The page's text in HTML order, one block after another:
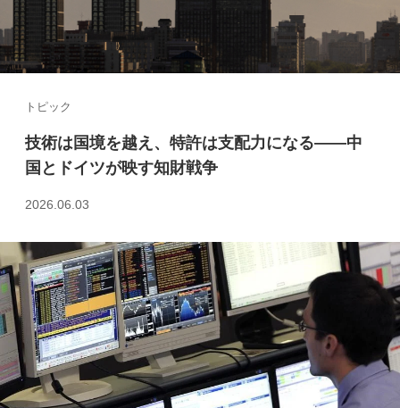
トピック
技術は国境を越え、特許は支配力になる――中
国とドイツが映す知財戦争
2026.06.03